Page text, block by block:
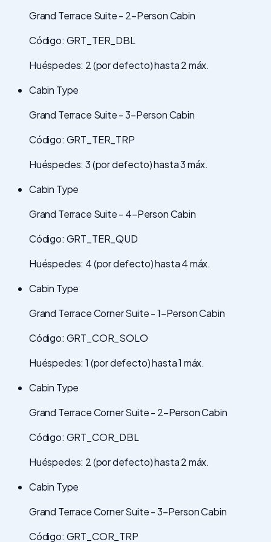
Grand Terrace Suite - 2-Person Cabin
Código: GRT_TER_DBL
Huéspedes: 2 (por defecto) hasta 2 máx.
Cabin Type
Grand Terrace Suite - 3-Person Cabin
Código: GRT_TER_TRP
Huéspedes: 3 (por defecto) hasta 3 máx.
Cabin Type
Grand Terrace Suite - 4-Person Cabin
Código: GRT_TER_QUD
Huéspedes: 4 (por defecto) hasta 4 máx.
Cabin Type
Grand Terrace Corner Suite - 1-Person Cabin
Código: GRT_COR_SOLO
Huéspedes: 1 (por defecto) hasta 1 máx.
Cabin Type
Grand Terrace Corner Suite - 2-Person Cabin
Código: GRT_COR_DBL
Huéspedes: 2 (por defecto) hasta 2 máx.
Cabin Type
Grand Terrace Corner Suite - 3-Person Cabin
Código: GRT_COR_TRP